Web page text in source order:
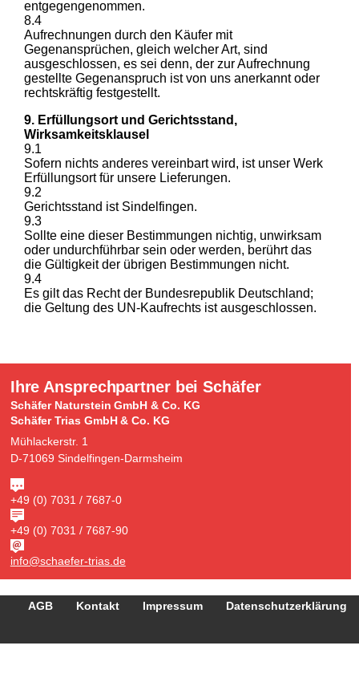
entgegengenommen.
8.4
Aufrechnungen durch den Käufer mit
Gegenansprüchen, gleich welcher Art, sind
ausgeschlossen, es sei denn, der zur Aufrechnung
gestellte Gegenanspruch ist von uns anerkannt oder
rechtskräftig festgestellt.
9. Erfüllungsort und Gerichtsstand,
Wirksamkeitsklausel
9.1
Sofern nichts anderes vereinbart wird, ist unser Werk
Erfüllungsort für unsere Lieferungen.
9.2
Gerichtsstand ist Sindelfingen.
9.3
Sollte eine dieser Bestimmungen nichtig, unwirksam
oder undurchführbar sein oder werden, berührt das
die Gültigkeit der übrigen Bestimmungen nicht.
9.4
Es gilt das Recht der Bundesrepublik Deutschland;
die Geltung des UN-Kaufrechts ist ausgeschlossen.
Ihre Ansprechpartner bei Schäfer
Schäfer Naturstein GmbH & Co. KG
Schäfer Trias GmbH & Co. KG
Mühlackerstr. 1
D-71069 Sindelfingen-Darmsheim
+49 (0) 7031 / 7687-0
+49 (0) 7031 / 7687-90
info@schaefer-trias.de
AGB Kontakt Impressum Datenschutzerklärung